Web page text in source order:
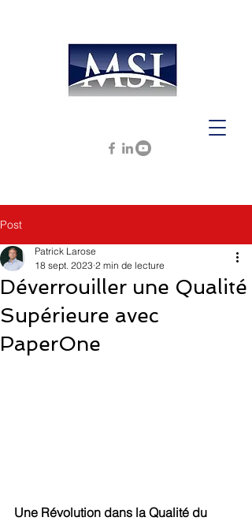
Post
Déverrouiller une Qualité
Supérieure avec
PaperOne
Patrick Larose
18 sept. 2023 2 min de lecture
Une Révolution dans la Qualité du